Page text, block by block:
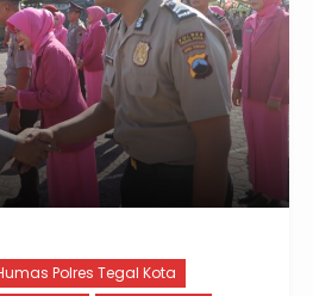
Polres Tegal Kota